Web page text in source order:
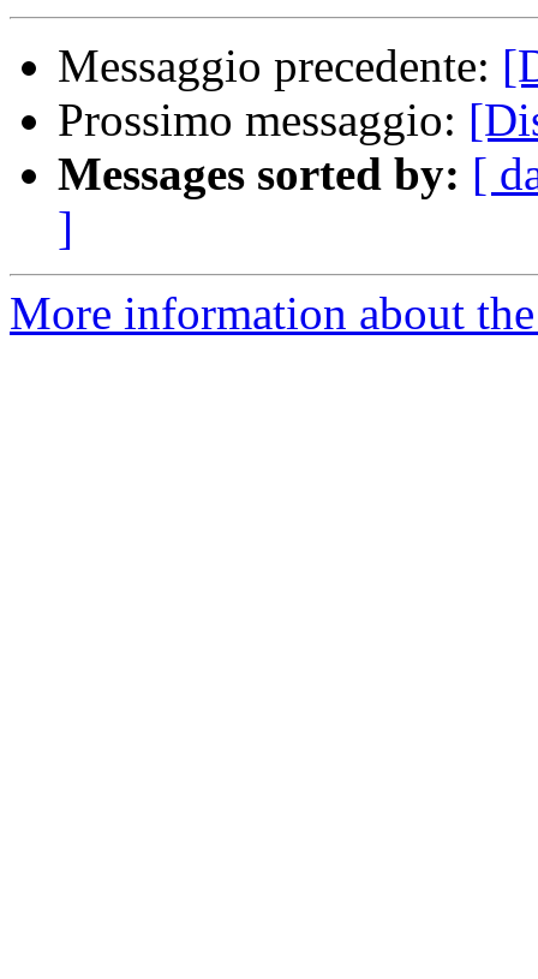
Messaggio precedente:
Prossimo messaggio:
Messages sorted by: [
]
More information about